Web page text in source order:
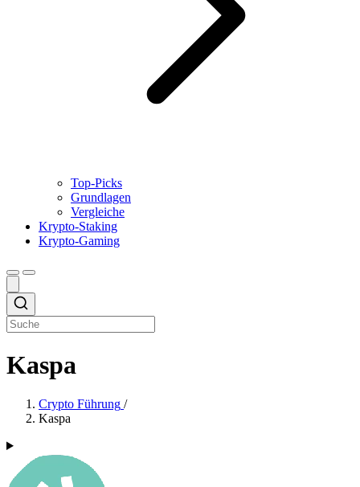
Top-Picks
Grundlagen
Vergleiche
Krypto-Staking
Krypto-Gaming
Kaspa
Crypto Führung /
Kaspa